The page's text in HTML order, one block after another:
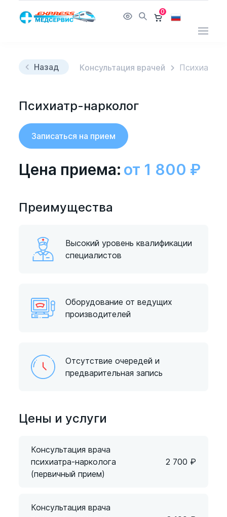
0
Назад Консультация врачей Психиатр-
Психиатр-нарколог
Записаться на прием
Цена приема: от 1 800 ₽
Преимущества
Высокий уровень квалификации
специалистов
Оборудование от ведущих
производителей
Отсутствие очередей и
предварительная запись
Цены и услуги
Консультация врача
психиатра-нарколога
(первичный прием)
2 700 ₽
Консультация врача